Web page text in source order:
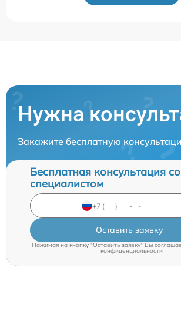
Нужна
Закажите бесплатную
Бесплатная консультация со
специалистом
Оставить заявку
Нажимая на кнопку "Оставить заявку" Вы
конфиденциальности